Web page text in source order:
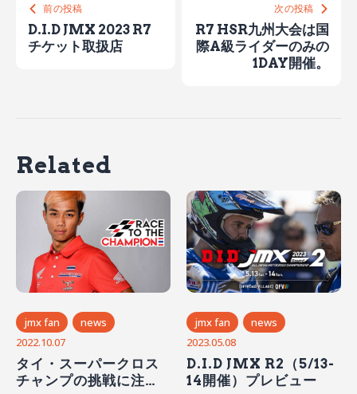
前の投稿
D.I.D JMX 2023 R7
チケット取扱店
次の投稿
R7 HSR九州大会は国
際A級ライダーのみの
1DAY開催。
Related
jmx fan
news
2022.10.07
タイ・スーパークロス
チャンプの挑戦に注
jmx fan
news
2023.05.08
D.I.D JMX R2（5/13-
14開催）プレビュー